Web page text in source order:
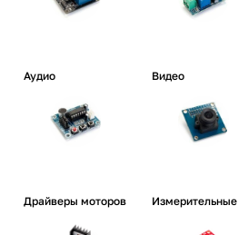
Аудио Видео
Драйверы моторов Измерительные